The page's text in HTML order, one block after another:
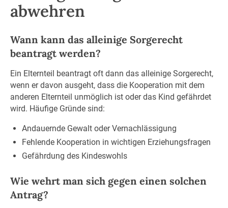
abwehren
Wann kann das alleinige Sorgerecht
beantragt werden?
Ein Elternteil beantragt oft dann das alleinige Sorgerecht,
wenn er davon ausgeht, dass die Kooperation mit dem
anderen Elternteil unmöglich ist oder das Kind gefährdet
wird. Häufige Gründe sind:
Andauernde Gewalt oder Vernachlässigung
Fehlende Kooperation in wichtigen Erziehungsfragen
Gefährdung des Kindeswohls
Wie wehrt man sich gegen einen solchen
Antrag?